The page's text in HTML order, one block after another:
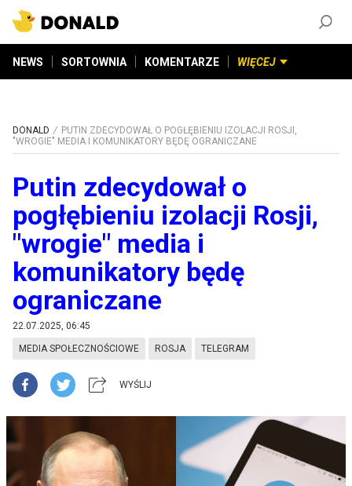
NEWS SORTOWNIA KOMENTARZE WIĘCEJ
DONALD
PUTIN ZDECYDOWAŁ O POGŁĘBIENIU IZOLACJI ROSJI,
"WROGIE" MEDIA I KOMUNIKATORY BĘDĘ OGRANICZANE
Putin zdecydował o
pogłębieniu izolacji Rosji,
"wrogie" media i
komunikatory będę
ograniczane
22.07.2025, 06:45
MEDIA SPOŁECZNOŚCIOWE ROSJA TELEGRAM
WYŚLIJ